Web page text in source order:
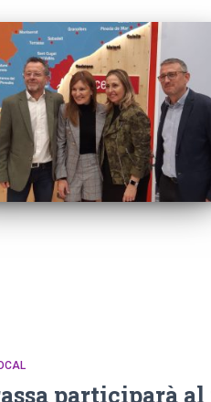
participarà al